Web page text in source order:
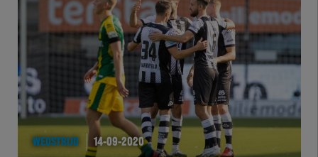
WEDSTRIJD 14-09-2020